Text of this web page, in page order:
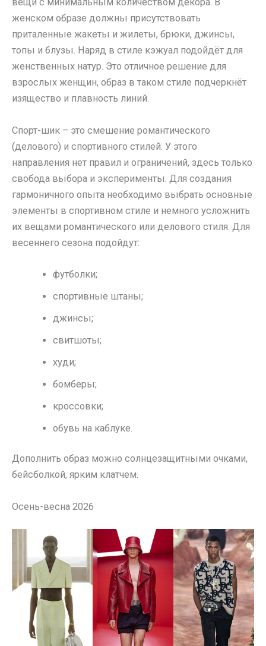
вещи с минимальным количеством декора. В
женском образе должны присутствовать
приталенные жакеты и жилеты, брюки, джинсы,
топы и блузы. Наряд в стиле кэжуал подойдёт для
женственных натур. Это отличное решение для
взрослых женщин, образ в таком стиле подчеркнёт
изящество и плавность линий.
Спорт-шик – это смешение романтического
(делового) и спортивного стилей. У этого
направления нет правил и ограничений, здесь только
свобода выбора и эксперименты. Для создания
гармоничного опыта необходимо выбрать основные
элементы в спортивном стиле и немного усложнить
их вещами романтического или делового стиля. Для
весеннего сезона подойдут:
футболки;
спортивные штаны;
джинсы;
свитшоты;
худи;
бомберы;
кроссовки;
обувь на каблуке.
Дополнить образ можно солнцезащитными очками,
бейсболкой, ярким клатчем.
Осень-весна 2026